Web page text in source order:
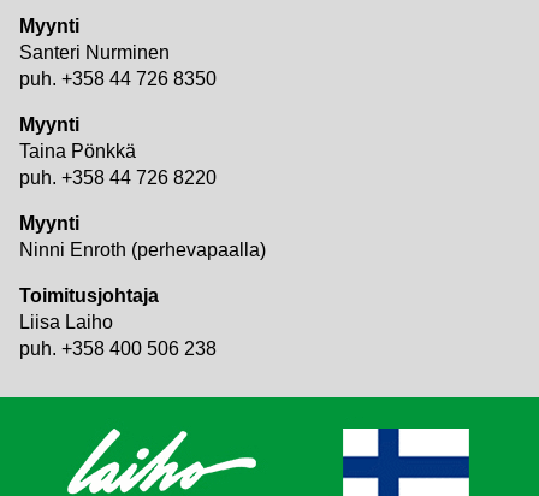
Myynti
Santeri Nurminen
puh. +358 44 726 8350
Myynti
Taina Pönkkä
puh. +358 44 726 8220
Myynti
Ninni Enroth (perhevapaalla)
Toimitusjohtaja
Liisa Laiho
puh. +358 400 506 238